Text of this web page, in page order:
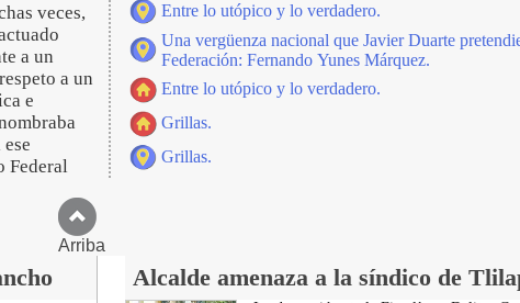
veces,
a un
a un
e
Federal
Entre lo utópico y lo verdadero.
Una vergüenza nacional que Javier Duarte
Federación: Fernando Yunes Márquez.
Entre lo utópico y lo verdadero.
Grillas.
Grillas.
Arriba
Alcalde amenaza a la síndico de